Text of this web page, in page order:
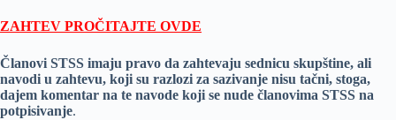
ZAHTEV PROČITAJTE OVDE
Članovi STSS imaju pravo da zahtevaju sednicu skupštine, ali
navodi u zahtevu, koji su razlozi za sazivanje nisu tačni, stoga,
dajem komentar na te navode koji se nude članovima STSS na
potpisivanje.